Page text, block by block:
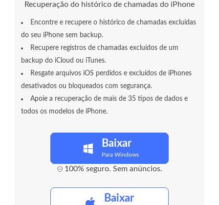
Recuperação do histórico de chamadas do iPhone
Encontre e recupere o histórico de chamadas excluídas
do seu iPhone sem backup.
Recupere registros de chamadas excluídos de um
backup do iCloud ou iTunes.
Resgate arquivos iOS perdidos e excluídos de iPhones
desativados ou bloqueados com segurança.
Apoie a recuperação de mais de 35 tipos de dados e
todos os modelos de iPhone.
Baixar
Para Windows
100% seguro. Sem anúncios.
Baixar